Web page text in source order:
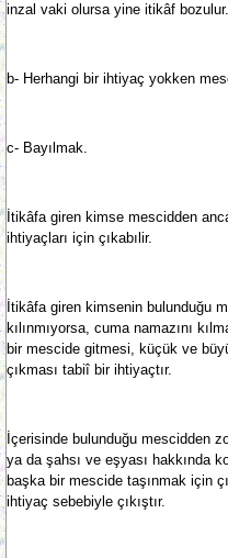
inzal vaki olursa yine itikâf bozulur.
b- Herhangi bir ihtiyaç yokken
c- Bayılmak.
İtikâfa giren kimse mescidden
ihtiyaçları için çıkabılir.
İtikâfa giren kimsenin bulunduğu
kılınmıyorsa, cuma namazını
bir mescide gitmesi, küçük ve
çıkması tabiî bir ihtiyaçtır.
İçerisinde bulunduğu mescidden
ya da şahsı ve eşyası hakkında
başka bir mescide taşınmak için
ihtiyaç sebebiyle çıkıştır.